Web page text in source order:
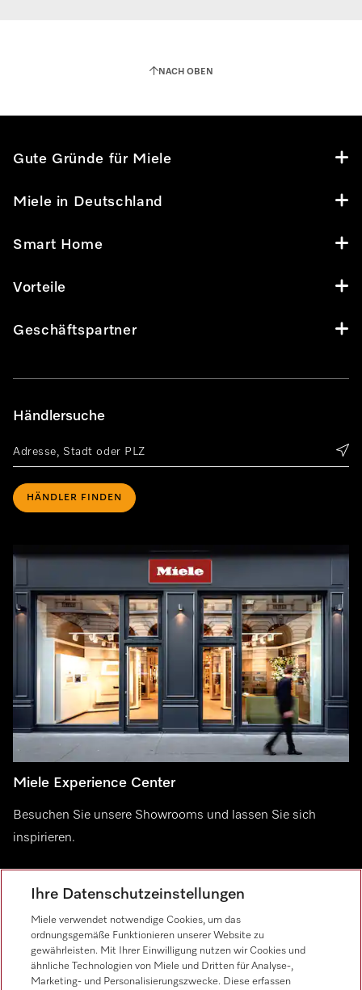
NACH OBEN
Gute Gründe für Miele
Miele in Deutschland
Smart Home
Vorteile
Geschäftspartner
Händlersuche
HÄNDLER FINDEN
Miele Experience Center
Besuchen Sie unsere Showrooms und lassen Sie sich
inspirieren.
Miele Experience Center Gütersloh
Ihre Datenschutzeinstellungen
Miele verwendet notwendige Cookies, um das
ordnungsgemäße Funktionieren unserer Website zu
gewährleisten. Mit Ihrer Einwilligung nutzen wir Cookies und
ähnliche Technologien von Miele und Dritten für Analyse-,
Marketing- und Personalisierungszwecke. Diese erfassen